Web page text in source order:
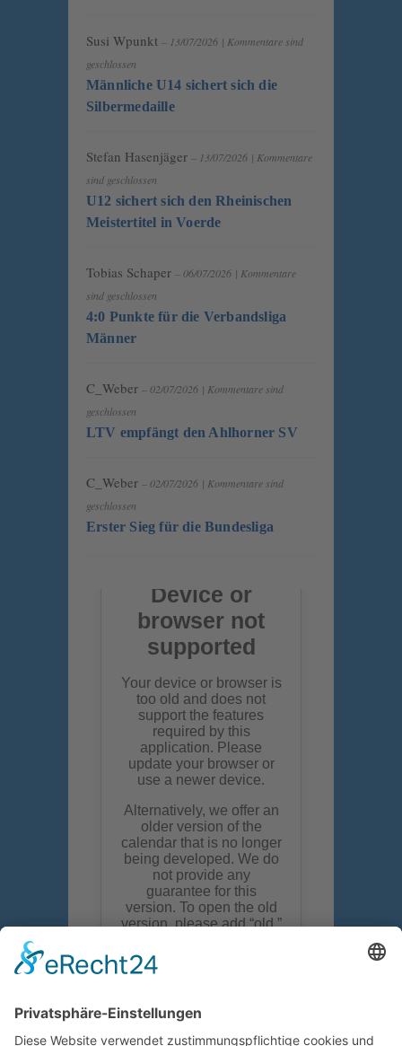
Susi Wpunkt – 13/07/2026 | Kommentare sind
geschlossen
Männliche U14 sichert sich die
Silbermedaille
Stefan Hasenjäger – 13/07/2026 | Kommentare
sind geschlossen
U12 sichert sich den Rheinischen
Meistertitel in Voerde
Tobias Schaper – 06/07/2026 | Kommentare
sind geschlossen
4:0 Punkte für die Verbandsliga
Männer
C_Weber – 02/07/2026 | Kommentare sind
geschlossen
LTV empfängt den Ahlhorner SV
C_Weber – 02/07/2026 | Kommentare sind
geschlossen
Erster Sieg für die Bundesliga